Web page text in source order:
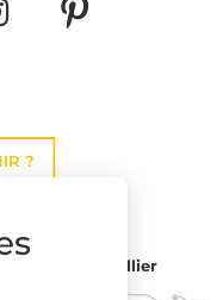
?
Montpellier